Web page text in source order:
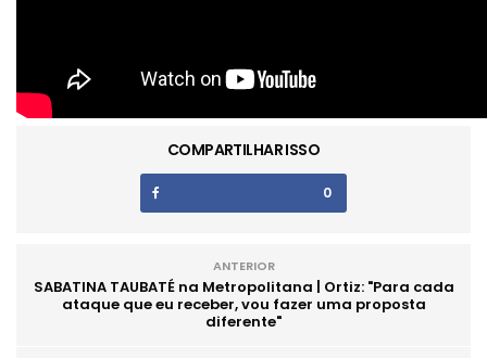
COMPARTILHAR ISSO
0
ANTERIOR
SABATINA TAUBATÉ na Metropolitana | Ortiz: "Para cada
ataque que eu receber, vou fazer uma proposta
diferente"